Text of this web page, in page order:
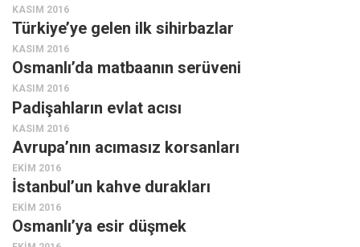
KASIM 2016
Türkiye’ye gelen ilk sihirbazlar
KASIM 2016
Osmanlı’da matbaanın serüveni
KASIM 2016
Padişahların evlat acısı
KASIM 2016
Avrupa’nın acımasız korsanları
EKIM 2016
İstanbul’un kahve durakları
EKIM 2016
Osmanlı’ya esir düşmek